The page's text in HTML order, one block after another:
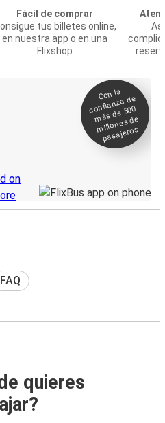
Fácil de comprar
tus billetes online,
en nuestra app o en una
Flixshop
Con la
confianza de
más de 500
millones de
pasajeros
FAQ
quieres